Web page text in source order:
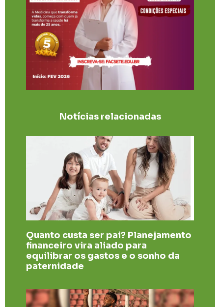
Notícias relacionadas
Quanto custa ser pai? Planejamento
financeiro vira aliado para
equilibrar os gastos e o sonho da
paternidade